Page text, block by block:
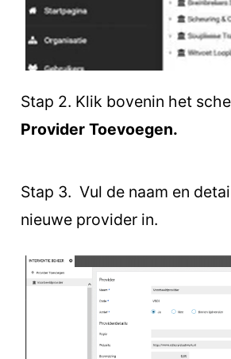
Stap 2. Klik bovenin het
Provider Toevoegen.
Stap 3. Vul de naam en
nieuwe provider in.